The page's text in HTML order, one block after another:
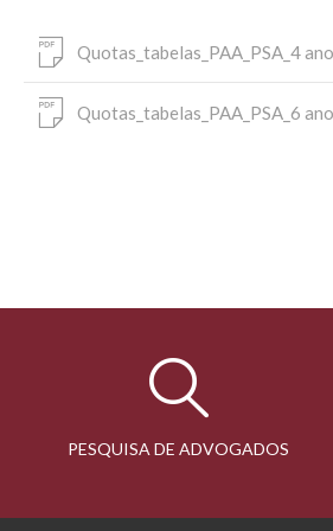
Quotas_tabelas_PAA_PSA_4
Quotas_tabelas_PAA_PSA_6
PESQUISA DE ADVOGADOS